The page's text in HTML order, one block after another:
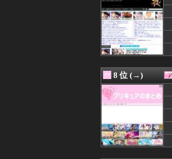
08/08 10:01
08/08 10:00
08/08 09:50
08/08 09:49
08/08 09:48
08/08 09:45
08/08 09:27
08/08 09:14
08/08 09:05
08/08 09:00
08/08 09:00
08/08 09:00
08/08 09:00
08/08 08:29
8 位 (→)